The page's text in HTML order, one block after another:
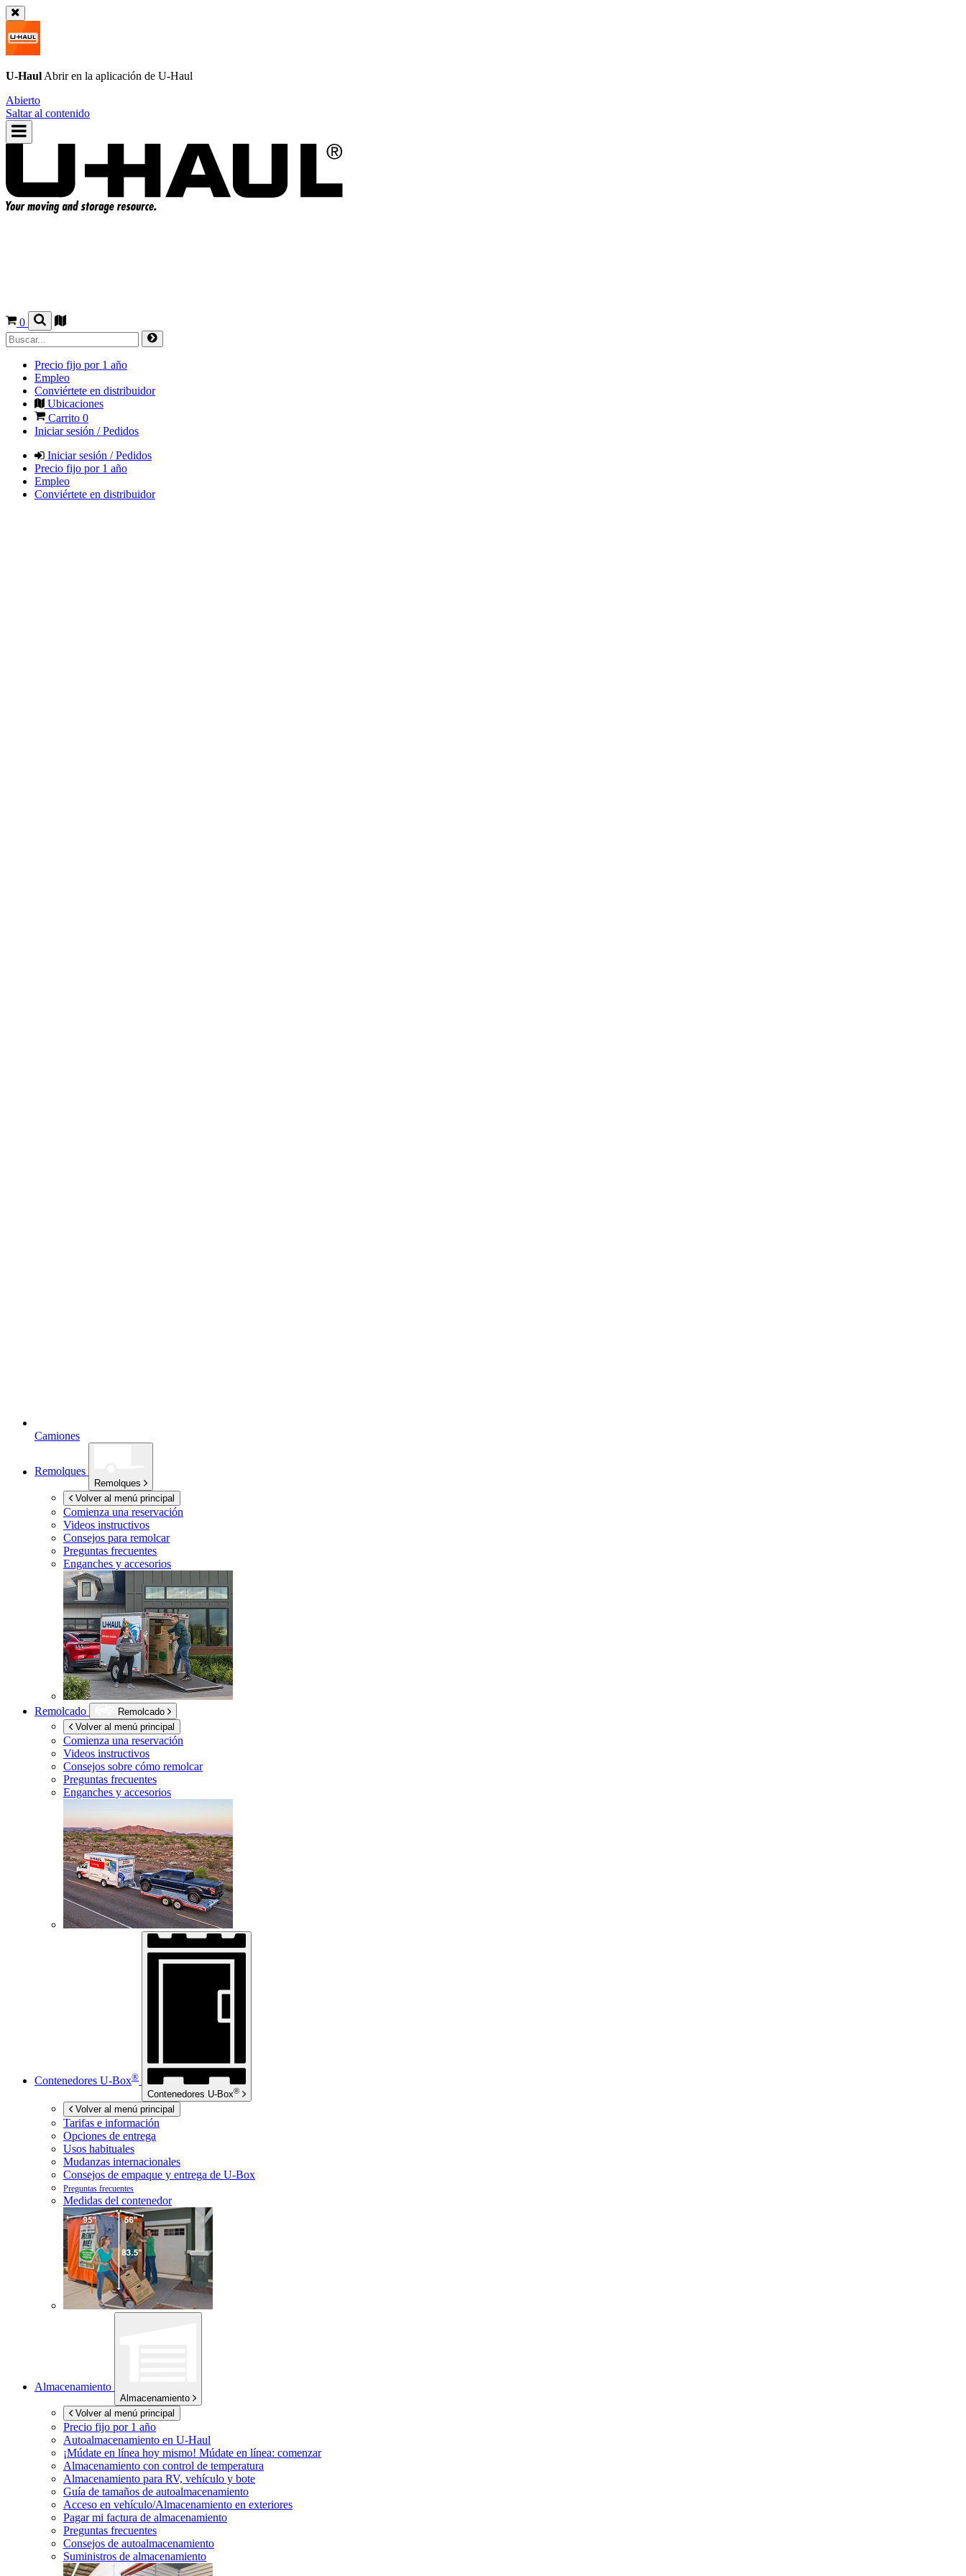
U-Haul Abrir en la aplicación de U-Haul
Abierto
Saltar al contenido
0
Precio fijo por 1 año
Empleo
Conviértete en distribuidor
Ubicaciones
Carrito 0
Iniciar sesión / Pedidos
Iniciar sesión / Pedidos
Precio fijo por 1 año
Empleo
Conviértete en distribuidor
Camiones
Remolques
Remolques
Volver al menú principal
Comienza una reservación
Videos instructivos
Consejos para remolcar
Preguntas frecuentes
Enganches y accesorios
Remolcado
Remolcado
Volver al menú principal
Comienza una reservación
Videos instructivos
Consejos sobre cómo remolcar
Preguntas frecuentes
Enganches y accesorios
Contenedores U-Box®
Contenedores U-Box®
Volver al menú principal
Tarifas e información
Opciones de entrega
Usos habituales
Mudanzas internacionales
Consejos de empaque y entrega de U-Box
Preguntas frecuentes
Medidas del contenedor
Almacenamiento
Almacenamiento
Volver al menú principal
Precio fijo por 1 año
Autoalmacenamiento en U-Haul
¡Múdate en línea hoy mismo! Múdate en línea: comenzar
Almacenamiento con control de temperatura
Almacenamiento para RV, vehículo y bote
Guía de tamaños de autoalmacenamiento
Acceso en vehículo/Almacenamiento en exteriores
Pagar mi factura de almacenamiento
Preguntas frecuentes
Consejos de autoalmacenamiento
Suministros de almacenamiento